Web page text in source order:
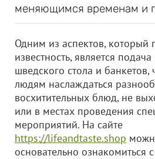
меняющимся временам и
Одним из аспектов, который
известность, является
шведского стола и банкетов,
людям наслаждаться
восхитительных блюд, не
или в местах проведения
мероприятий. На сайте
https://lifeandtaste.shop
основательно ознакомиться